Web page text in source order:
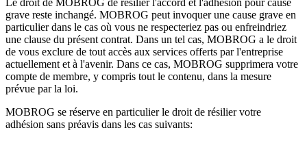
Le droit de MOBROG de résilier l'accord et l'adhésion pour cause
grave reste inchangé. MOBROG peut invoquer une cause grave en
particulier dans le cas où vous ne respecteriez pas ou enfreindriez
une clause du présent contrat. Dans un tel cas, MOBROG a le droit
de vous exclure de tout accès aux services offerts par l'entreprise
actuellement et à l'avenir. Dans ce cas, MOBROG supprimera votre
compte de membre, y compris tout le contenu, dans la mesure
prévue par la loi.
MOBROG se réserve en particulier le droit de résilier votre
adhésion sans préavis dans les cas suivants: